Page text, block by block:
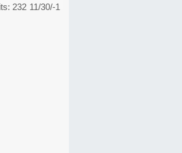
11/30/-1
232